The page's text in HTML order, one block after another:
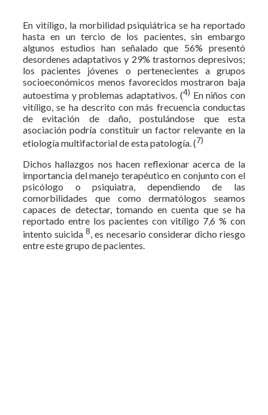
En vitíligo, la morbilidad psiquiátrica se ha reportado
hasta en un tercio de los pacientes, sin embargo
algunos estudios han señalado que 56% presentó
desordenes adaptativos y 29% trastornos depresivos;
los pacientes jóvenes o pertenecientes a grupos
socioeconómicos menos favorecidos mostraron baja
autoestima y problemas adaptativos. (4) En niños con
vitíligo, se ha descrito con más frecuencia conductas
de evitación de daño, postulándose que esta
asociación podría constituir un factor relevante en la
etiología multifactorial de esta patología. (7)
Dichos hallazgos nos hacen reflexionar acerca de la
importancia del manejo terapéutico en conjunto con el
psicólogo o psiquiatra, dependiendo de las
comorbilidades que como dermatólogos seamos
capaces de detectar, tomando en cuenta que se ha
reportado entre los pacientes con vitíligo 7,6 % con
intento suicida8, es necesario considerar dicho riesgo
entre este grupo de pacientes.